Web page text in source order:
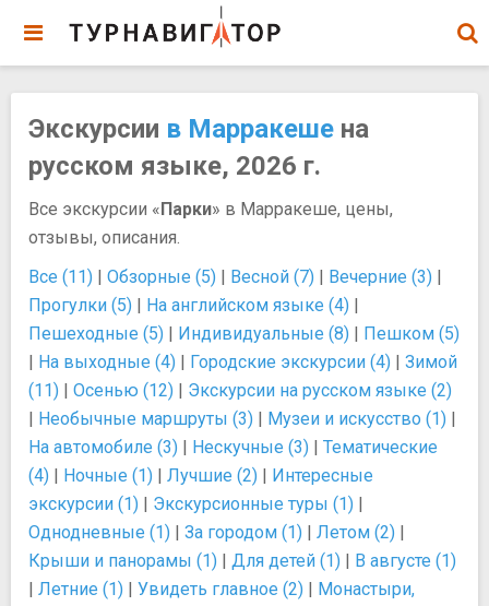
Экскурсии в Марракеше на
русском языке, 2026 г.
Все экскурсии «Парки» в Марракеше, цены,
отзывы, описания.
Все (11) | Обзорные (5) | Весной (7) | Вечерние (3) |
Прогулки (5) | На английском языке (4) |
Пешеходные (5) | Индивидуальные (8) | Пешком (5)
| На выходные (4) | Городские экскурсии (4) | Зимой
(11) | Осенью (12) | Экскурсии на русском языке (2)
| Необычные маршруты (3) | Музеи и искусство (1) |
На автомобиле (3) | Нескучные (3) | Тематические
(4) | Ночные (1) | Лучшие (2) | Интересные
экскурсии (1) | Экскурсионные туры (1) |
Однодневные (1) | За городом (1) | Летом (2) |
Крыши и панорамы (1) | Для детей (1) | В августе (1)
| Летние (1) | Увидеть главное (2) | Монастыри,